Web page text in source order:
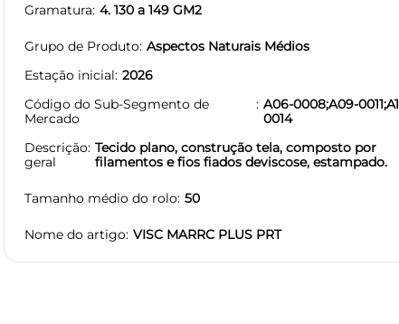
Gramatura 4. 130 a 149 GM2
Grupo de Produto Aspectos Naturais Médios
Estação inicial 2026
Código do Sub-Segmento de
Mercado
A06-0008;A09-
0014
Descrição
geral
Tecido plano, construção tela, composto por
filamentos e fios fiados deviscose, estampado.
Tamanho médio do rolo 50
Nome do artigo VISC MARRC PLUS PRT